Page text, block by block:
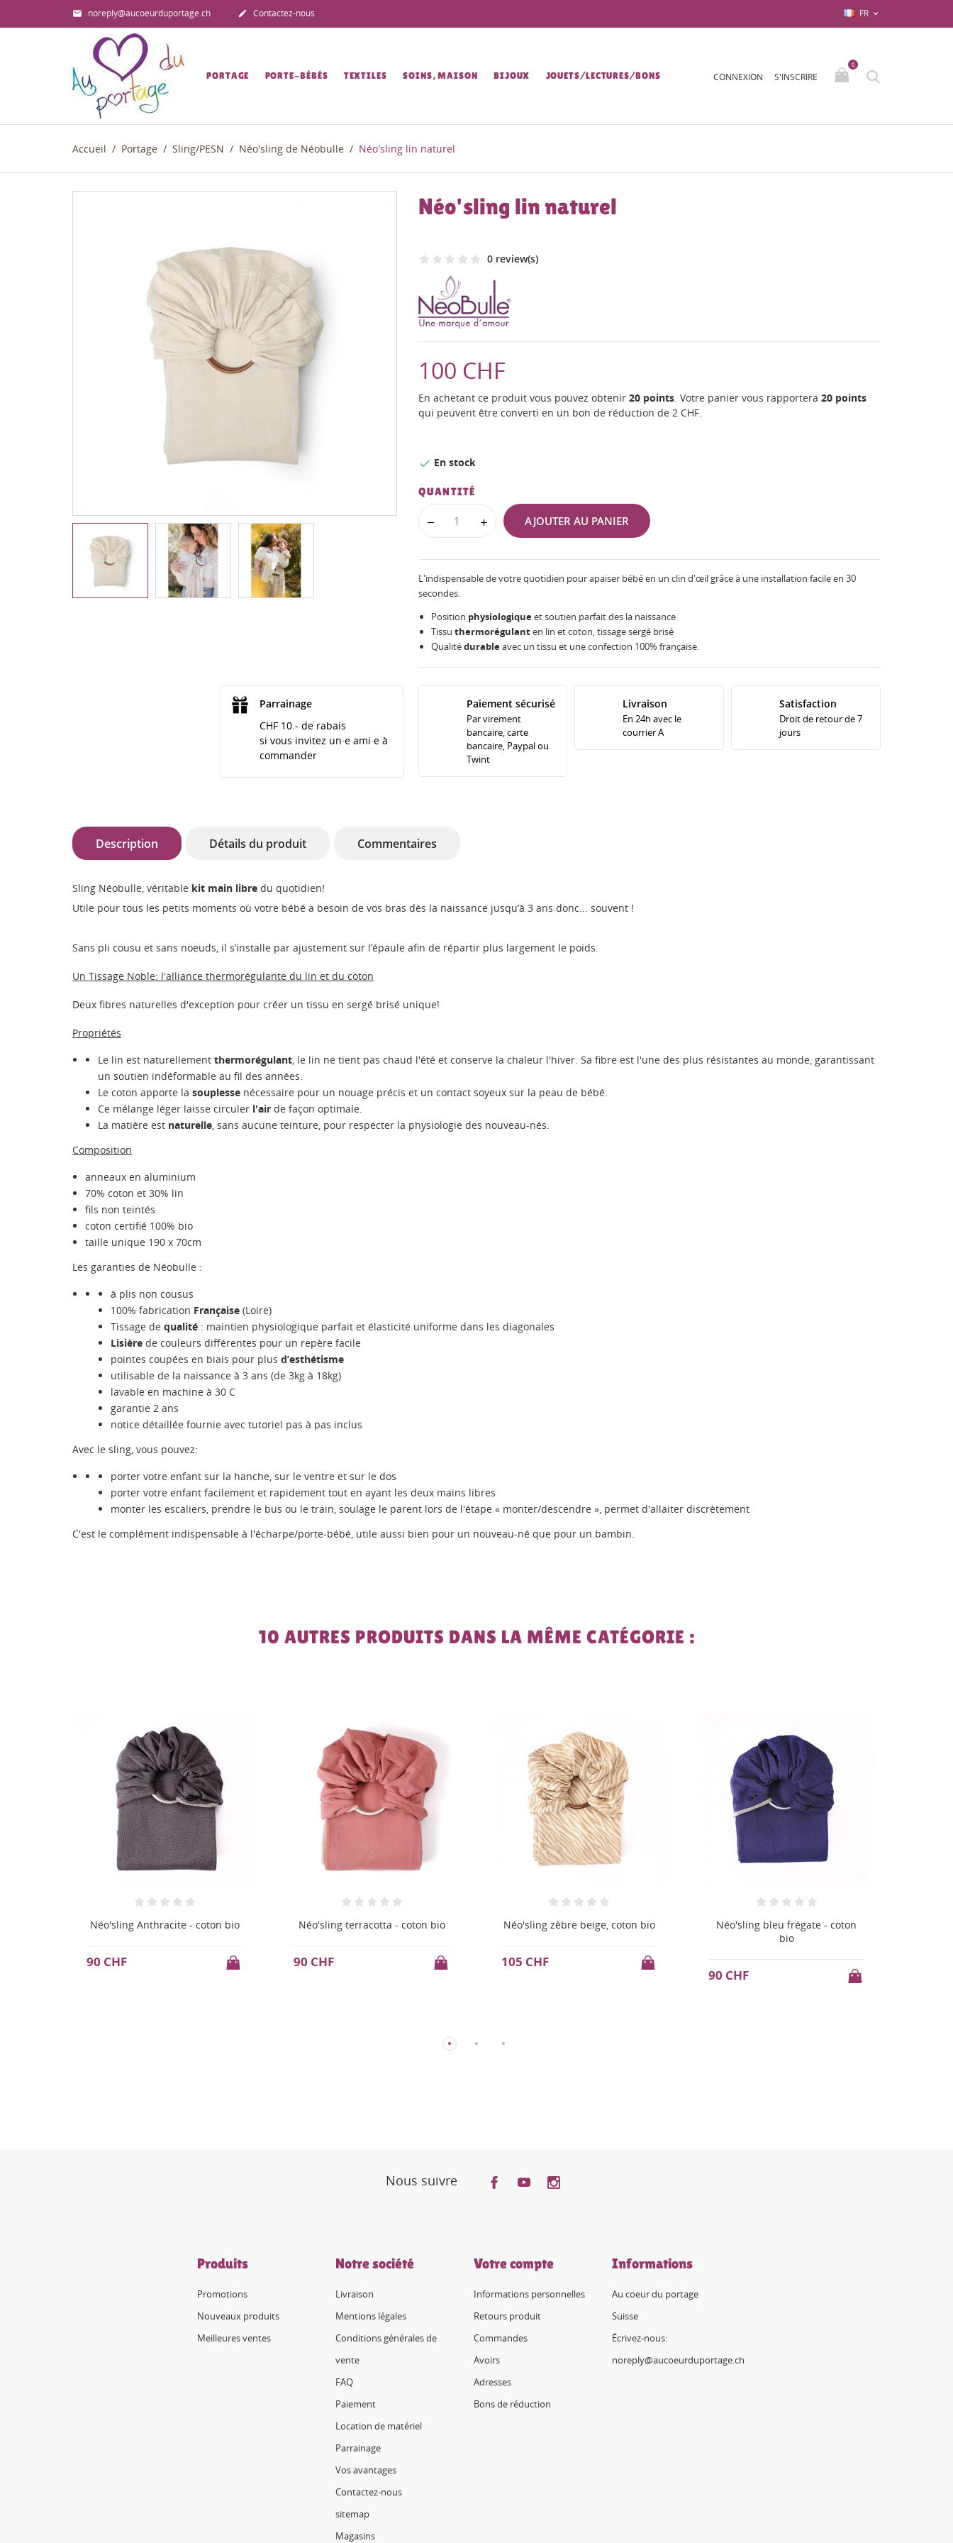
 noreply@aucoeurduportage.ch  Contactez-nous FR 
PORTAGE PORTE-BÉBÉS TEXTILES SOINS, MAISON BIJOUX JOUETS/LECTURES/BONS CONNEXION S'INSCRIRE
0
Accueil Portage Sling/PESN Néo'sling de Néobulle Néo'sling lin naturel
Néo'sling lin naturel
0 review(s)
100 CHF
En achetant ce produit vous pouvez obtenir 20points. Votre panier vous rapportera 20points
qui peuvent être converti en un bon de réduction de 2 CHF.
 En stock
QUANTITÉ
AJOUTER AU PANIER
L'indispensable de votre quotidien pour apaiser bébé en un clin d'œil grâce à une installation facile en 30
secondes.
Position physiologiqueet soutien parfait des la naissance
Tissu thermorégulanten lin et coton, tissage sergé brisé
Qualitédurableavec un tissu et une confection 100% française.
Parrainage
CHF 10.- de rabais
si vous invitez un·e ami·e à
commander
Paiement sécurisé
Par virement
bancaire, carte
bancaire, Paypal ou
Twint
Livraison
En 24h avec le
courrier A
Satisfaction
Droit de retour de 7
jours
Description Détails du produit Commentaires
Sling Néobulle, véritable kit main libre du quotidien!
Utile pour tous les petits moments où votre bébé a besoin de vos bras dès la naissance jusqu’à 3 ans donc... souvent !
Sans pli cousu et sans noeuds, il s’installe par ajustement sur l’épaule afin de répartir plus largement le poids.
Un Tissage Noble: l'alliance thermorégulante du lin et du coton
Deux fibres naturelles d'exception pour créer un tissu en sergé brisé unique!
Propriétés
Le lin est naturellement thermorégulant, le lin ne tient pas chaud l'été et conserve la chaleur l'hiver. Sa fibre est l'une des plus résistantes au monde, garantissant
un soutien indéformable au fil des années.
Le coton apporte la souplesse nécessaire pour un nouage précis et un contact soyeux sur la peau de bébé.
Ce mélange léger laisse circuler l'air de façon optimale.
La matière est naturelle, sans aucune teinture, pour respecter la physiologie des nouveau-nés.
Composition
anneaux en aluminium
70% coton et 30% lin
fils non teintés
coton certifié 100% bio
taille unique 190 x 70cm
Les garanties de Néobulle :
à plis non cousus
100% fabrication Française (Loire)
Tissage de qualité : maintien physiologique parfait et élasticité uniforme dans les diagonales
Lisière de couleurs différentes pour un repère facile
pointes coupées en biais pour plus d’esthétisme
utilisable de la naissance à 3 ans (de 3kg à 18kg)
lavable en machine à 30 C
garantie 2 ans
notice détaillée fournie avec tutoriel pas à pas inclus
Avec le sling, vous pouvez:
porter votre enfant sur la hanche, sur le ventre et sur le dos
porter votre enfant facilement et rapidement tout en ayant les deux mains libres
monter les escaliers, prendre le bus ou le train, soulage le parent lors de l'étape « monter/descendre », permet d'allaiter discrètement
C'est le complément indispensable à l'écharpe/porte-bébé, utile aussi bien pour un nouveau-né que pour un bambin.
10 AUTRES PRODUITS DANS LA MÊME CATÉGORIE :
Néo'sling terracotta - coton bio
90 CHF
Néo'sling zèbre beige, coton bio
105 CHF
Néo'sling bleu frégate - coton
Néo'sling vert eucalyptus - coton
bio
90 CHF
Nous suivre
Produits
Promotions
Nouveaux produits
Meilleures ventes
Notre société
Livraison
Mentions légales
Conditions générales de
vente
FAQ
Paiement
Location de matériel
Parrainage
Vos avantages
Contactez-nous
sitemap
Magasins
Votre compte
Informations personnelles
Retours produit
Commandes
Avoirs
Adresses
Bons de réduction
Informations
Au coeur du portage
Suisse
Écrivez-nous:
noreply@aucoeurduportage.ch